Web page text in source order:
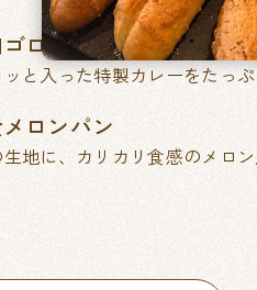
ロッとカレーパン
と入った特製カレーをたっ
ロンパン
地に、カリカリ食感のメロン